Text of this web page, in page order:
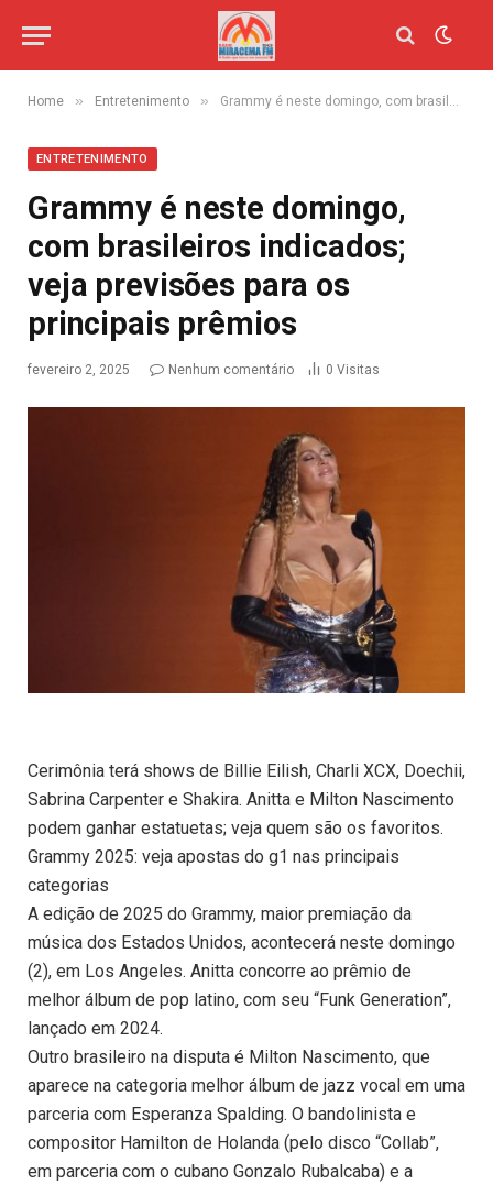
Home » Entretenimento » Grammy é neste domingo, com brasileiros indicados; veja previsões para os principais prêmios
ENTRETENIMENTO
Grammy é neste domingo,
com brasileiros indicados;
veja previsões para os
principais prêmios
fevereiro 2, 2025 Nenhum comentário 0 Visitas
Cerimônia terá shows de Billie Eilish, Charli XCX, Doechii,
Sabrina Carpenter e Shakira. Anitta e Milton Nascimento
podem ganhar estatuetas; veja quem são os favoritos.
Grammy 2025: veja apostas do g1 nas principais
categorias
A edição de 2025 do Grammy, maior premiação da
música dos Estados Unidos, acontecerá neste domingo
(2), em Los Angeles. Anitta concorre ao prêmio de
melhor álbum de pop latino, com seu “Funk Generation”,
lançado em 2024.
Outro brasileiro na disputa é Milton Nascimento, que
aparece na categoria melhor álbum de jazz vocal em uma
parceria com Esperanza Spalding. O bandolinista e
compositor Hamilton de Holanda (pelo disco “Collab”,
em parceria com o cubano Gonzalo Rubalcaba) e a